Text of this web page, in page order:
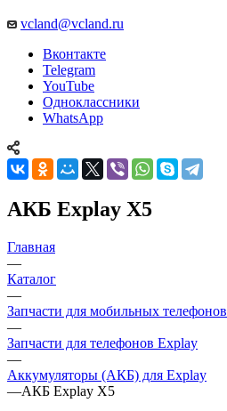
vcland@vcland.ru
Вконтакте
Telegram
YouTube
Одноклассники
WhatsApp
АКБ Explay X5
Главная
—
Каталог
—
Запчасти для мобильных телефонов
—
Запчасти для телефонов Explay
—
Аккумуляторы (АКБ) для Explay
—АКБ Explay X5